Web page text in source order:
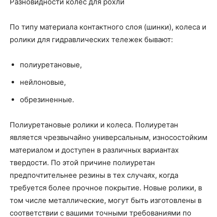
По типу материала контактного слоя (шинки), колеса и
ролики для гидравлических тележек бывают:
полиуретановые,
нейлоновые,
обрезиненные.
Полиуретановые ролики и колеса. Полиуретан
является чрезвычайно универсальным, износостойким
материалом и доступен в различных вариантах
твердости. По этой причине полиуретан
предпочтительнее резины в тех случаях, когда
требуется более прочное покрытие. Новые ролики, в
том числе металлические, могут быть изготовлены в
соответствии с вашими точными требованиями по